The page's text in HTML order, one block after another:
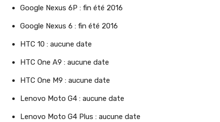
Google Nexus 6P : fin été 2016
Google Nexus 6 : fin été 2016
HTC 10 : aucune date
HTC One A9 : aucune date
HTC One M9 : aucune date
Lenovo Moto G4 : aucune date
Lenovo Moto G4 Plus : aucune date